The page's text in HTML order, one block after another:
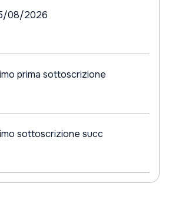
08/2026
prima sottoscrizione
sottoscrizione succ